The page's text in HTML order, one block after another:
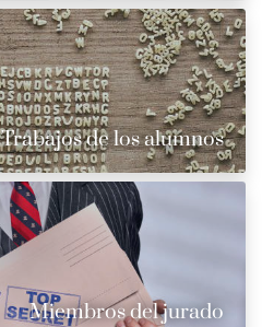
Trabajos de los alumnos
Miembros del jurado